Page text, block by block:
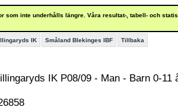
som inte underhålls längre. Våra resultat-, tabell- och
IK Småland Blekinges IBF Tillbaka
IK P08/09 - Man - Barn 0-11